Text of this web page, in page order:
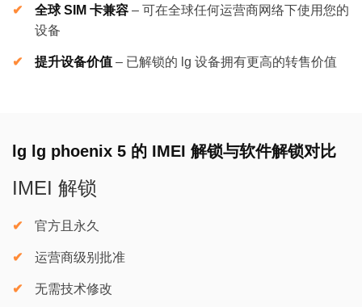
全球 SIM 卡兼容 – 可在全球任何运营商网络下使用您的
设备
提升设备价值 – 已解锁的 lg 设备拥有更高的转售价值
lg lg phoenix 5 的 IMEI 解锁与软件解锁对比
IMEI 解锁
官方且永久
运营商级别批准
无需技术修改